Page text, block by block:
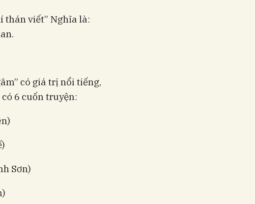
thán viết” Nghĩa là:
có giá trị nổi tiếng,
6 cuốn truyện:
Sơn)